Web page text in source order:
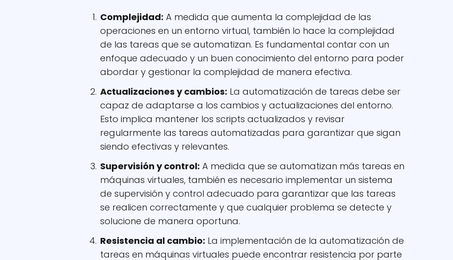
Complejidad: A medida que aumenta la complejidad de las
operaciones en un entorno virtual, también lo hace la complejidad
de las tareas que se automatizan. Es fundamental contar con un
enfoque adecuado y un buen conocimiento del entorno para poder
abordar y gestionar la complejidad de manera efectiva.
Actualizaciones y cambios: La automatización de tareas debe ser
capaz de adaptarse a los cambios y actualizaciones del entorno.
Esto implica mantener los scripts actualizados y revisar
regularmente las tareas automatizadas para garantizar que sigan
siendo efectivas y relevantes.
Supervisión y control: A medida que se automatizan más tareas en
máquinas virtuales, también es necesario implementar un sistema
de supervisión y control adecuado para garantizar que las tareas
se realicen correctamente y que cualquier problema se detecte y
solucione de manera oportuna.
Resistencia al cambio: La implementación de la automatización de
tareas en máquinas virtuales puede encontrar resistencia por parte